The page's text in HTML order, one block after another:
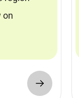
on